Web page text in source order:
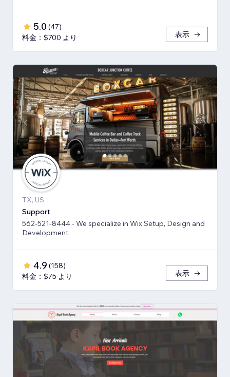
5.0 (47)
料金：$700 より
表示
TX, US
Support
562-521-8444 - We specialize in Wix Setup, Design and
Development.
4.9 (158)
料金：$75 より
表示